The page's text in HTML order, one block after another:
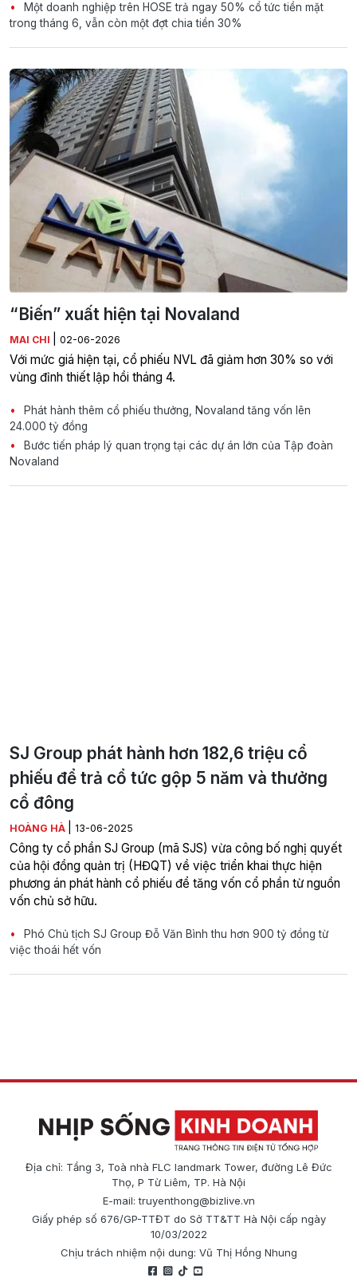
Một doanh nghiệp trên HOSE trả ngay 50% cổ tức tiền mặt
trong tháng 6, vẫn còn một đợt chia tiền 30%
“Biến” xuất hiện tại Novaland
MAI CHI 02-06-2026
Với mức giá hiện tại, cổ phiếu NVL đã giảm hơn 30% so với
vùng đỉnh thiết lập hồi tháng 4.
Phát hành thêm cổ phiếu thưởng, Novaland tăng vốn lên
24.000 tỷ đồng
Bước tiến pháp lý quan trọng tại các dự án lớn của Tập đoàn
Novaland
SJ Group phát hành hơn 182,6 triệu cổ
phiếu để trả cổ tức gộp 5 năm và thưởng
cổ đông
HOÀNG HÀ 13-06-2025
Công ty cổ phần SJ Group (mã SJS) vừa công bố nghị quyết
của hội đồng quản trị (HĐQT) về việc triển khai thực hiện
phương án phát hành cổ phiếu để tăng vốn cổ phần từ nguồn
vốn chủ sở hữu.
Phó Chủ tịch SJ Group Đỗ Văn Bình thu hơn 900 tỷ đồng từ
việc thoái hết vốn
Địa chỉ: Tầng 3, Toà nhà FLC landmark Tower, đường Lê Đức
Thọ, P Từ Liêm, TP. Hà Nội
E-mail:truyenthong@bizlive.vn
Giấy phép số 676/GP-TTĐT do Sở TT&TT Hà Nội cấp ngày
10/03/2022
Chịu trách nhiệm nội dung: Vũ Thị Hồng Nhung